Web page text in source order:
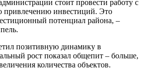
стоит провести работу с
привлечению инвестиций. Это
потенциал района, –
позитивную динамику в
рост показал общепит – больше,
количества объектов.